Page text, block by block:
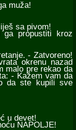
muža!
sa pivom!
propustiti kroz
- Zatvoreno!
okrenu nazad
malo pre rekao da
- Kažem vam da
da ste kupili sve
u devet!
NAPOLJE!